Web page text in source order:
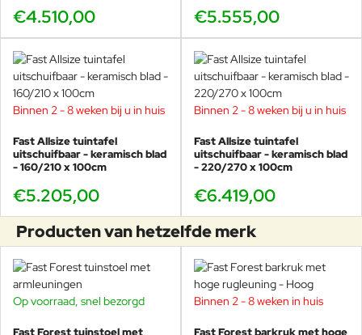
Alberto Lievore
Alberto Lievore (Buenos Aires, 1948) studeerde af als architect
aan de Universiteit van Buenos Aires. Hij verhuisde in 1976 naar
Barcelona, ​​waar hij zijn ontwerpactiviteiten ontwikkelde en zich
creëerde hij het SIDI-platform om de waarde van Spaans design te
vergroten.
waar hij het meest bekend om is, zowel in Europa als in Amerika en
Azië. Door de jaren heen zijn zijn ontwerpactiviteiten erkend en
beloond met prestigieuze nationale en internationale prijzen. Om
“Iconic Awards” (2015), “iF Gold Award” (2015), “ADI Index” (2015)
en “Compasso d'oro” (2016) .
Vooral zijn samenwerking met Italiaanse bedrijven bloeit, en omvat
zowel strategisch advies als merk- en productcommunicatie. Hij
€4.510,00 €5.555,00
Binnen 2 - 8 weken bij u in huis
Fast Allsize tuintafel
uitschuifbaar - keramisch blad
- 160/210 x 100cm
€5.205,00
Binnen 2 - 8 weken bij u in huis
Fast Allsize tuintafel
uitschuifbaar - keramisch blad
- 220/270 x 100cm
€6.419,00
Producten van hetzelfde merk
-11%
Op voorraad, snel bezorgd
Fast Forest tuinstoel met
Binnen 2 - 8 weken in huis
Fast Forest barkruk met hoge